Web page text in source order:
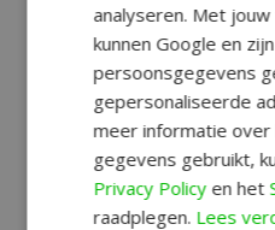
analyseren. Met
kunnen Google en
persoonsgegevens
gepersonaliseerde
meer informatie over
gegevens gebruikt,
Privacy Policyen het
raadplegen. Lees